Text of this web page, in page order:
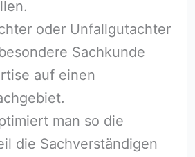
oder Unfallgutachter
Sachkunde
auf einen
man so die
die Sachverständigen